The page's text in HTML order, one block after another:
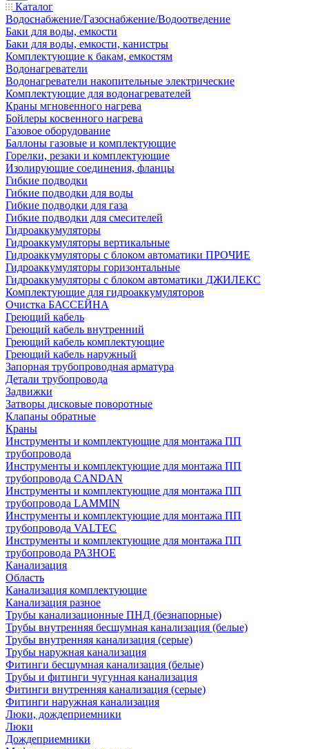
Каталог
Водоснабжение/Газоснабжение/Водоотведение
Баки для воды, емкости
Баки для воды, емкости, канистры
Комплектующие к бакам, емкостям
Водонагреватели
Водонагреватели накопительные электрические
Комплектующие для водонагревателей
Краны мгновенного нагрева
Бойлеры косвенного нагрева
Газовое оборудование
Баллоны газовые и комплектующие
Горелки, резаки и комплектующие
Изолирующие соединения, фланцы
Гибкие подводки
Гибкие подводки для воды
Гибкие подводки для газа
Гибкие подводки для смесителей
Гидроаккумуляторы
Гидроаккумуляторы вертикальные
Гидроаккумуляторы с блоком автоматики ПРОЧИЕ
Гидроаккумуляторы горизонтальные
Гидроаккумуляторы с блоком автоматики ДЖИЛЕКС
Комплектующие для гидроаккумуляторов
Очистка БАССЕЙНА
Греющий кабель
Греющий кабель внутренний
Греющий кабель комплектующие
Греющий кабель наружный
Запорная трубопроводная арматура
Детали трубопровода
Задвижки
Затворы дисковые поворотные
Клапаны обратные
Краны
Инструменты и комплектующие для монтажа ПП
трубопровода
Инструменты и комплектующие для монтажа ПП
трубопровода CANDAN
Инструменты и комплектующие для монтажа ПП
трубопровода LAMMIN
Инструменты и комплектующие для монтажа ПП
трубопровода VALTEC
Инструменты и комплектующие для монтажа ПП
трубопровода РАЗНОЕ
Канализация
Область
Канализация комплектующие
Канализация разное
Трубы канализационные ПНД (безнапорные)
Трубы внутренняя бесшумная канализация (белые)
Трубы внутренняя канализация (серые)
Трубы наружная канализация
Фитинги бесшумная канализация (белые)
Трубы и фитинги чугунная канализация
Фитинги внутренняя канализация (серые)
Фитинги наружная канализация
Люки, дождеприемники
Люки
Дождеприемники